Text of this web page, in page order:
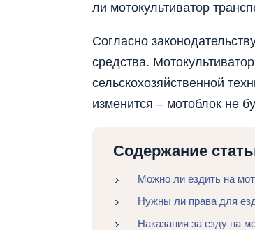
ли мотокультиватор
Согласно
средства.
сельскохозяйственной
изменится – мотоблок не
Содержание
Можно ли ездить на
Нужны ли права для
Наказания за езду на